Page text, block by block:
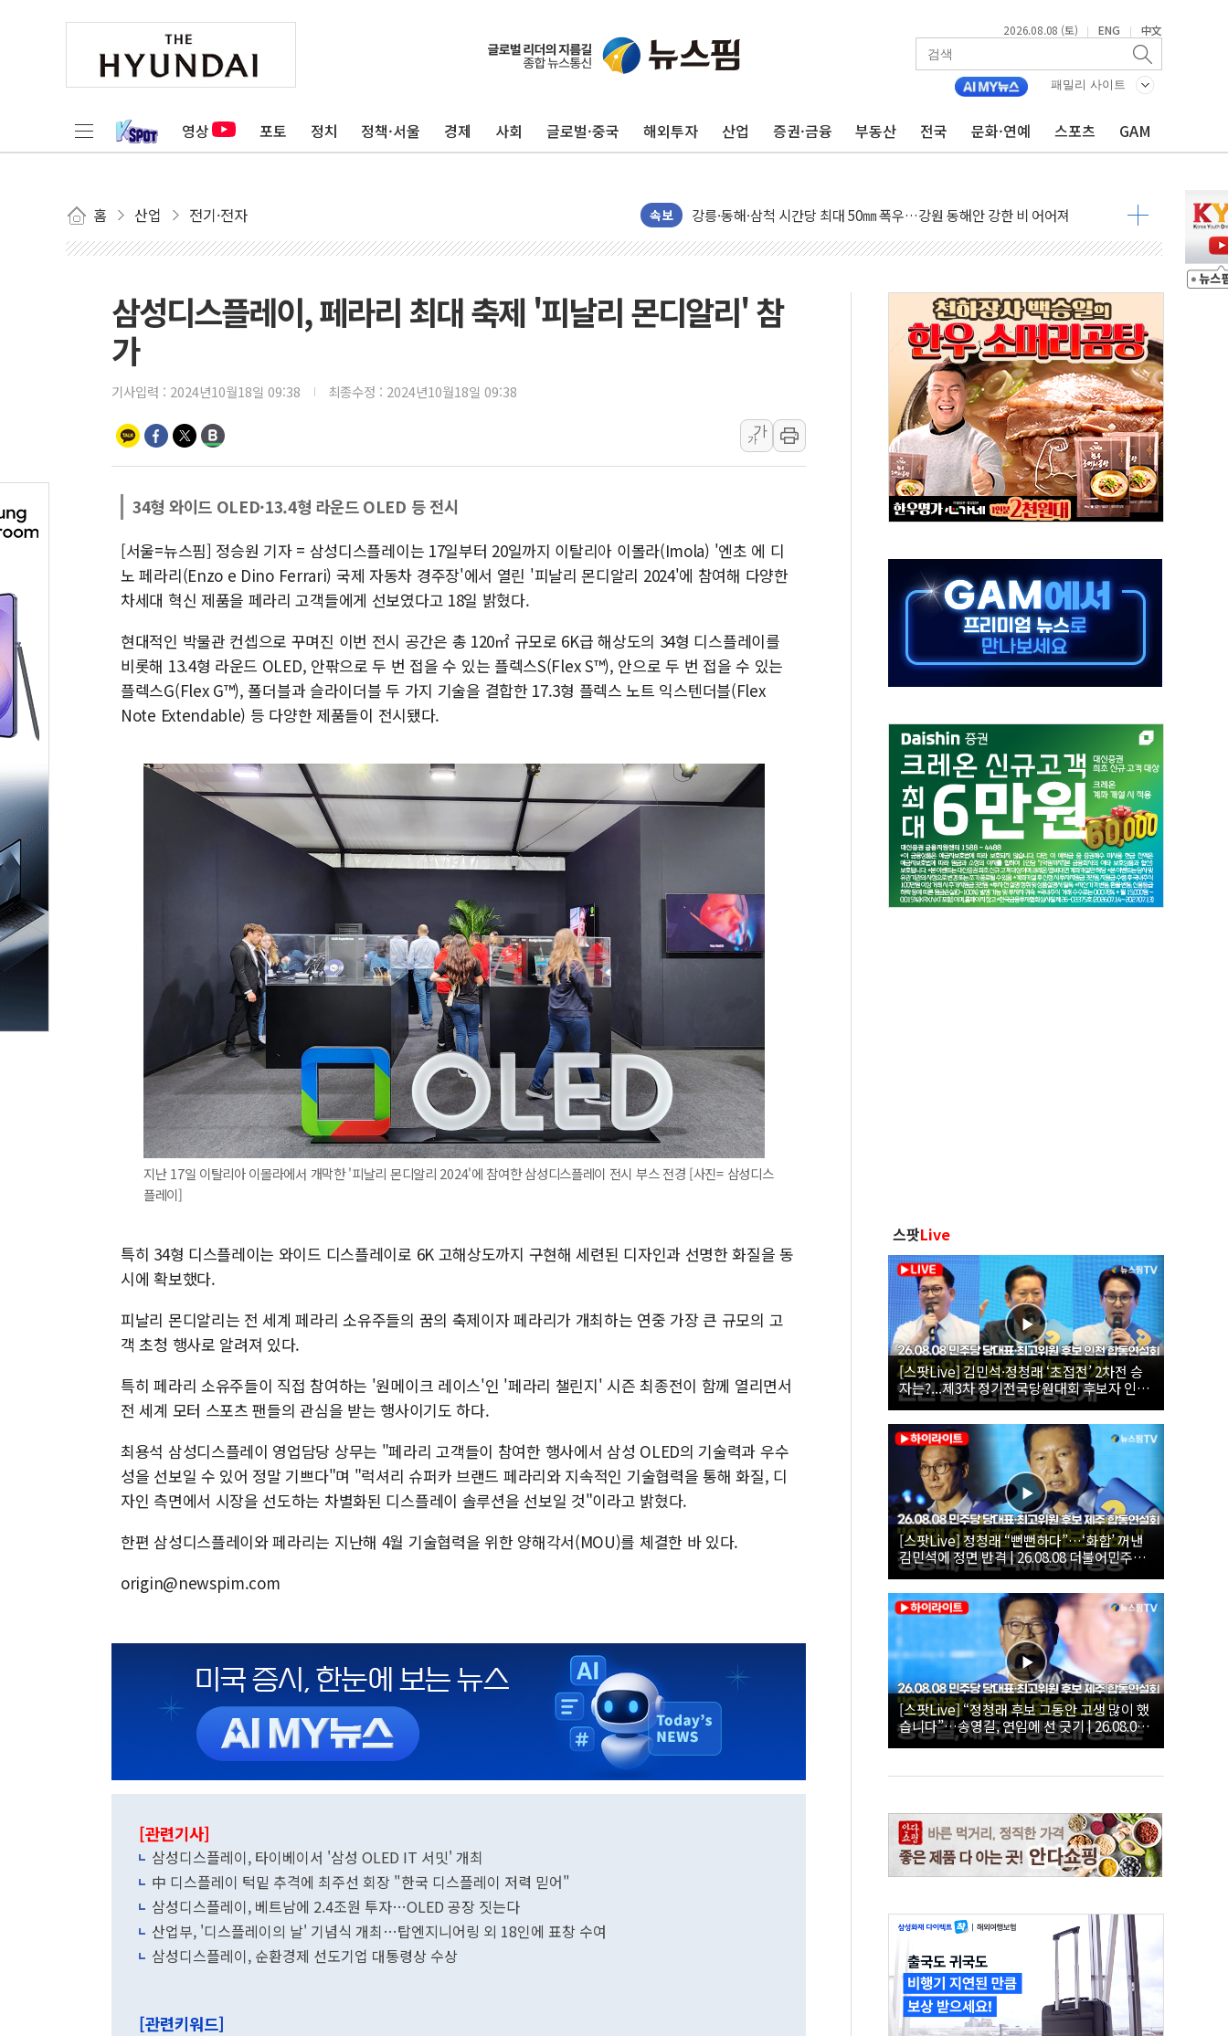
2026.08.08 (토) | ENG | 中文
패밀리 사이트
영상 포토 정치 정책·서울 경제 사회 글로벌·중국 해외투자 산업 증권·금융 부동산 전국 문화·연예 스포츠 GAM
홈 산업 전기·전자 속보
이번주 국내 주요 금융일정(8.10~8.14)
美, 이란전 출구전략 만지작…공습 한계·탄약 부족 현실화
폐기물 수거하다 참변…60대 환경미화원 수거차에 치여 사망
서울 중랑구 주택가서 흉기 난동…60대 남성 2명 숨져
여수 오동도 인근 해상서 모터보트 전복…1명 사망·1명 실종
추미애, '위안부' 피해자 기림의 날 참석..."국제적 시민 연대로 목소리 내야"
인천 선재도 갯벌서 해루질 중 실종 60대 나흘만에 숨진 채 발견
인천서 말다툼 중 어머니 흉기 살해 10대 아들 체포
'화합' 꺼낸 김민석에 '뻔뻔' 받아친 정청래…제주 연설서 신경전 고조
李대통령, ISA 개편 재검토 지시…與 "적극 환영"·野 "졸속 국정"
동해중부 전 해상 풍랑주의보…10일까지 최대 3.5m 높은 물결
연일 폭염에 온열질환 사망 23명…정부, 비상대응기구 가동
中 전방위 아파트 부양, 수도 베이징도 부동산 규제 철폐
인제 용대리 계곡서 수위 상승으로 피서객 7명 고립…전원 구조
동해시, 11~14일 '별똥별 멍' 운영…페르세우스 유성우 관측
강원 중·남부 동해안 시간당 50mm 이상 폭우…호우경보 발효
청양 밭에서 일하던 90대 숨져…온열질환 여부 조사
폭염에 車 운전면허 기능시험 오전 집중 편성…체감온도 38도 넘으면 중단
삼성디스플레이, 페라리 최대 축제 '피날리 몬디알리' 참
가
기사입력 : 2024년10월18일 09:38 최종수정 : 2024년10월18일 09:38
가
가
34형 와이드 OLED·13.4형 라운드 OLED 등 전시
[서울=뉴스핌] 정승원 기자 = 삼성디스플레이는 17일부터 20일까지 이탈리아 이몰라(Imola) '엔초 에 디
노 페라리(Enzo e Dino Ferrari) 국제 자동차 경주장'에서 열린 '피날리 몬디알리 2024'에 참여해 다양한
차세대 혁신 제품을 페라리 고객들에게 선보였다고 18일 밝혔다.
현대적인 박물관 컨셉으로 꾸며진 이번 전시 공간은 총 120㎡ 규모로 6K급 해상도의 34형 디스플레이를
비롯해 13.4형 라운드 OLED, 안팎으로 두 번 접을 수 있는 플렉스S(Flex S™), 안으로 두 번 접을 수 있는
플렉스G(Flex G™), 폴더블과 슬라이더블 두 가지 기술을 결합한 17.3형 플렉스 노트 익스텐더블(Flex
Note Extendable) 등 다양한 제품들이 전시됐다.
지난 17일 이탈리아 이몰라에서 개막한 '피날리 몬디알리 2024'에 참여한 삼성디스플레이 전시 부스 전경 [사진= 삼성디스
플레이]
특히 34형 디스플레이는 와이드 디스플레이로 6K 고해상도까지 구현해 세련된 디자인과 선명한 화질을 동
시에 확보했다.
피날리 몬디알리는 전 세계 페라리 소유주들의 꿈의 축제이자 페라리가 개최하는 연중 가장 큰 규모의 고
객 초청 행사로 알려져 있다.
특히 페라리 소유주들이 직접 참여하는 '원메이크 레이스'인 '페라리 챌린지' 시즌 최종전이 함께 열리면서
전 세계 모터 스포츠 팬들의 관심을 받는 행사이기도 하다.
최용석 삼성디스플레이 영업담당 상무는 "페라리 고객들이 참여한 행사에서 삼성 OLED의 기술력과 우수
성을 선보일 수 있어 정말 기쁘다"며 "럭셔리 슈퍼카 브랜드 페라리와 지속적인 기술협력을 통해 화질, 디
자인 측면에서 시장을 선도하는 차별화된 디스플레이 솔루션을 선보일 것"이라고 밝혔다.
한편 삼성디스플레이와 페라리는 지난해 4월 기술협력을 위한 양해각서(MOU)를 체결한 바 있다.
origin@newspim.com
[관련기사]
삼성디스플레이, 타이베이서 '삼성 OLED IT 서밋' 개최
中 디스플레이 턱밑 추격에 최주선 회장 "한국 디스플레이 저력 믿어"
삼성디스플레이, 베트남에 2.4조원 투자…OLED 공장 짓는다
산업부, '디스플레이의 날' 기념식 개최…탑엔지니어링 외 18인에 표창 수여
삼성디스플레이, 순환경제 선도기업 대통령상 수상
[관련키워드]
스팟Live
[스팟Live] 김민석·정청래 ‘초접전’ 2차전 승
자는?...제3차 정기전국당원대회 후보자 인천
합동연설회 생중계 | 26.08.08
[스팟Live] 정청래 “뻔뻔하다”…‘화합’ 꺼낸
김민석에 정면 반격 | 26.08.08 더불어민주당
당대표·최고위원 후보 제주 합동연설회
[스팟Live] “정청래 후보 그동안 고생 많이 했
습니다”…송영길, 연임에 선 긋기 | 26.08.08
더불어민주당 당대표·최고위원 후보 제주 합